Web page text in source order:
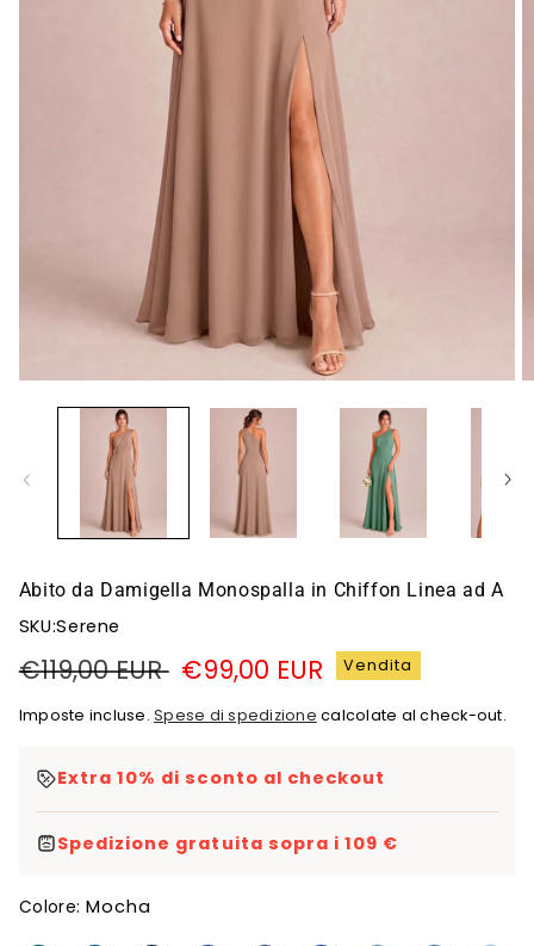
Abito da Damigella Monospalla in Chiffon Linea ad A
SKU:Serene
Prezzo
di
€119,00 EUR Prezzo
di
€99,00 EUR Vendita
Imposte incluse.Spese di spedizione calcolate al check-out.
Extra 10% di sconto al checkout
Spedizione gratuita sopra i 109 €
Colore:Mocha